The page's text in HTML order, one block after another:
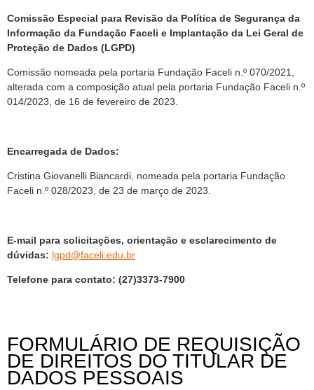
Comissão Especial para Revisão da Política de Segurança da
Informação da Fundação Faceli e Implantação da Lei Geral de
Proteção de Dados (LGPD)
Comissão nomeada pela portaria Fundação Faceli n.º 070/2021,
alterada com a composição atual pela portaria Fundação Faceli n.º
014/2023, de 16 de fevereiro de 2023.
Encarregada de Dados:
Cristina Giovanelli Biancardi, nomeada pela portaria Fundação
Faceli n.º 028/2023, de 23 de março de 2023.
E-mail para solicitações, orientação e esclarecimento de
dúvidas: lgpd@faceli.edu.br
Telefone para contato: (27)3373-7900
FORMULÁRIO DE REQUISIÇÃO
DE DIREITOS DO TITULAR DE
DADOS PESSOAIS